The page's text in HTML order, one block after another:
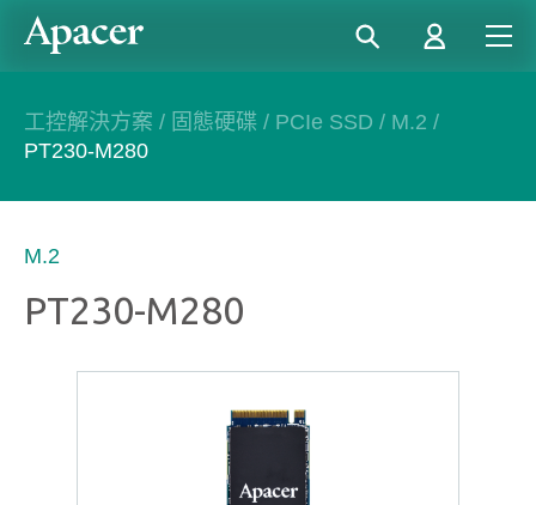
工控解決方案 / 固態硬碟 / PCIe SSD / M.2 /
PT230-M280
M.2
PT230-M280